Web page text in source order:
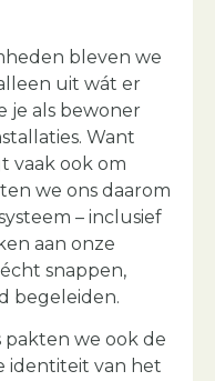
bleven we
uit wát er
je als bewoner
Want
vaak ook om
we ons daarom
– inclusief
aan onze
snappen,
begeleiden.
pakten we ook de
identiteit van het